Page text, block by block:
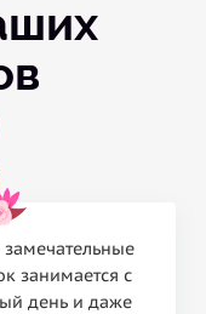
занимается с
день и даже